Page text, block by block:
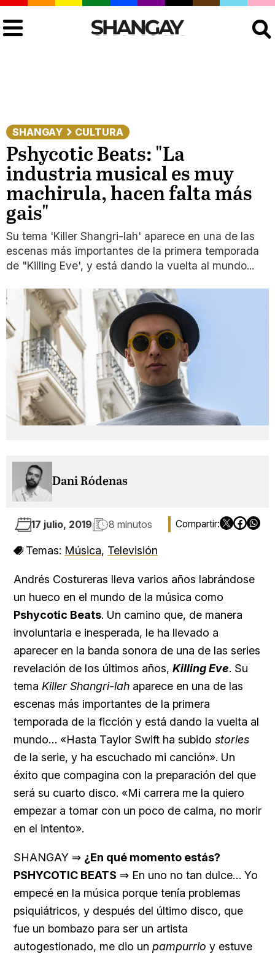
SHANGAY CULTURA
Pshycotic Beats: "La
industria musical es muy
machirula, hacen falta más
gais"
Su tema 'Killer Shangri-lah' aparece en una de las
escenas más importantes de la primera temporada
de "Killing Eve', y está dando la vuelta al mundo...
Dani Ródenas
17 julio, 2019 8 minutos
Temas: Música, Televisión
Andrés Costureras lleva varios años labrándose
un hueco en el mundo de la música como
Pshycotic Beats. Un camino que, de manera
involuntaria e inesperada, le ha llevado a
aparecer en la banda sonora de una de las series
revelación de los últimos años, Killing Eve. Su
tema Killer Shangri-lah aparece en una de las
escenas más importantes de la primera
temporada de la ficción y está dando la vuelta al
mundo… «Hasta Taylor Swift ha subido stories
de la serie, y ha escuchado mi canción». Un
éxito que compagina con la preparación del que
será su cuarto disco. «Mi carrera me la quiero
empezar a tomar con un poco de calma, no morir
en el intento».
SHANGAY ⇒ ¿En qué momento estás?
PSHYCOTIC BEATS ⇒ En uno no tan dulce… Yo
empecé en la música porque tenía problemas
psiquiátricos, y después del último disco, que
fue un bombazo para ser un artista
autogestionado, me dio un pampurrio y estuve